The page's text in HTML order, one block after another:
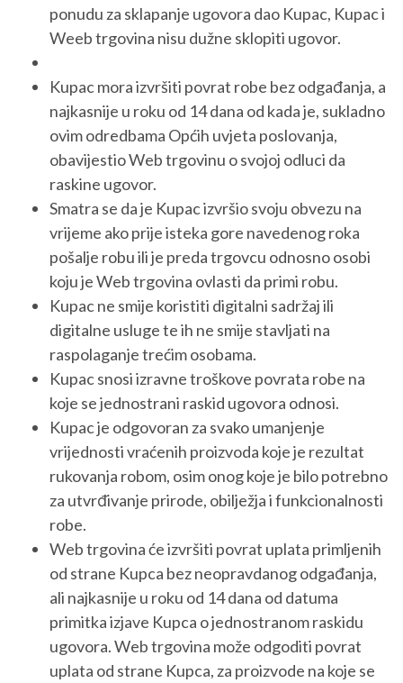
ponudu za sklapanje ugovora dao Kupac, Kupac i
Weeb trgovina nisu dužne sklopiti ugovor.
Kupac mora izvršiti povrat robe bez odgađanja, a
najkasnije u roku od 14 dana od kada je, sukladno
ovim odredbama Općih uvjeta poslovanja,
obavijestio Web trgovinu o svojoj odluci da
raskine ugovor.
Smatra se da je Kupac izvršio svoju obvezu na
vrijeme ako prije isteka gore navedenog roka
pošalje robu ili je preda trgovcu odnosno osobi
koju je Web trgovina ovlasti da primi robu.
Kupac ne smije koristiti digitalni sadržaj ili
digitalne usluge te ih ne smije stavljati na
raspolaganje trećim osobama.
Kupac snosi izravne troškove povrata robe na
koje se jednostrani raskid ugovora odnosi.
Kupac je odgovoran za svako umanjenje
vrijednosti vraćenih proizvoda koje je rezultat
rukovanja robom, osim onog koje je bilo potrebno
za utvrđivanje prirode, obilježja i funkcionalnosti
robe.
Web trgovina će izvršiti povrat uplata primljenih
od strane Kupca bez neopravdanog odgađanja,
ali najkasnije u roku od 14 dana od datuma
primitka izjave Kupca o jednostranom raskidu
ugovora. Web trgovina može odgoditi povrat
uplata od strane Kupca, za proizvode na koje se